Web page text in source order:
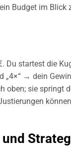
Budget im
Du startest die
→ dein
oben; sie springt